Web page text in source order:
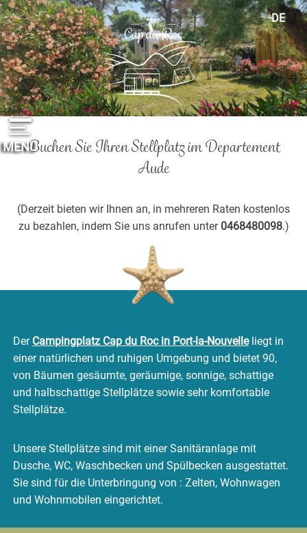
MENU
DE
FR
EN
ES
NL
Buchen Sie Ihren Stellplatz im Departement
Aude
(Derzeit bieten wir Ihnen an, in mehreren Raten kostenlos
zu bezahlen, indem Sie uns anrufen unter0468480098.)
DerCampingplatz Cap du Roc in Port-la-Nouvelleliegt in
einer natürlichen und ruhigen Umgebung und bietet 90,
von Bäumen gesäumte, geräumige, sonnige, schattige
und halbschattige Stellplätze sowie sehr komfortable
Stellplätze.
Unsere Stellplätze sind mit einer Sanitäranlage mit
Dusche, WC, Waschbecken und Spülbecken ausgestattet.
Sie sind für die Unterbringung von : Zelten, Wohnwagen
und Wohnmobilen eingerichtet.
Cookie-Einstellungen